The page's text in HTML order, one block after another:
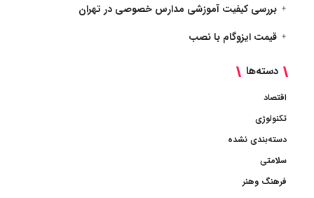
بررسی کیفیت آموزشی مدارس خصوصی در تهران
قیمت ایزوگام با نصب
دسته‌ها
اقتصاد
تکنولوژی
دسته‌بندی نشده
سلامتی
فرهنگ وهنر